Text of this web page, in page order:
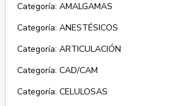
Categoría: AMALGAMAS
Categoría: ANESTÉSICOS
Categoría: ARTICULACIÓN
Categoría: CAD/CAM
Categoría: CELULOSAS